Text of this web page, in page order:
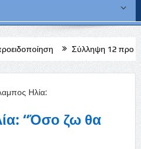
Σύλληψη 12 προσώπων στο
“Όσο ζω θα